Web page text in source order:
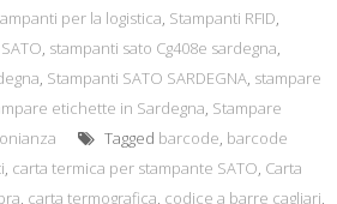
per la logistica, Stampanti RFID,
, stampanti sato Cg408e sardegna,
, Stampanti SATO SARDEGNA, stampare
etichette in Sardegna, Stampare
Tagged barcode, barcode
, carta termica per stampante SATO, Carta
, carta termografica, codice a barre cagliari,